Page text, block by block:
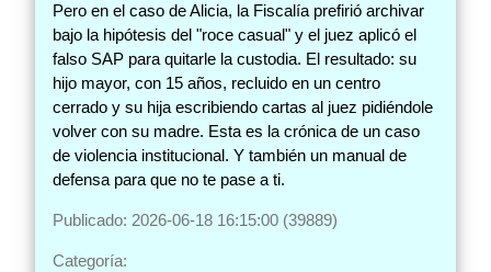
Pero en el caso de Alicia, la Fiscalía prefirió archivar
bajo la hipótesis del "roce casual" y el juez aplicó el
falso SAP para quitarle la custodia. El resultado: su
hijo mayor, con 15 años, recluido en un centro
cerrado y su hija escribiendo cartas al juez pidiéndole
volver con su madre. Esta es la crónica de un caso
de violencia institucional. Y también un manual de
defensa para que no te pase a ti.
Publicado: 2026-06-18 16:15:00 (39889)
Categoría: